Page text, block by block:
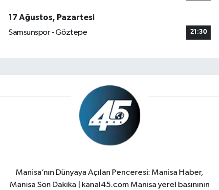
17 Ağustos, Pazartesi
Samsunspor - Göztepe
21:30
Manisa’nın Dünyaya Açılan Penceresi: Manisa Haber,
Manisa Son Dakika | kanal45.com Manisa yerel basınının